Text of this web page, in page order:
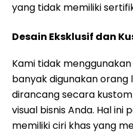
yang tidak memiliki
Desain Eksklusif dan
Kami tidak
banyak digunakan orang
dirancang secara
visual bisnis Anda. Hal
memiliki ciri khas yang